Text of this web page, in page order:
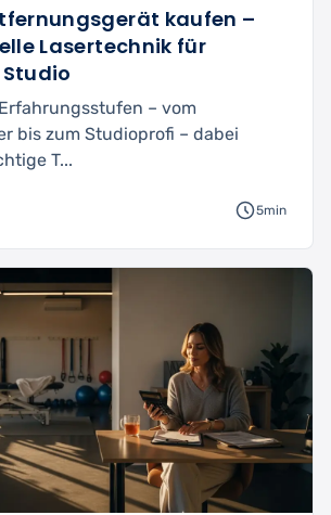
kaufen –
Lasertechnik für
– vom
bis zum Studioprofi – dabei
T...
5min